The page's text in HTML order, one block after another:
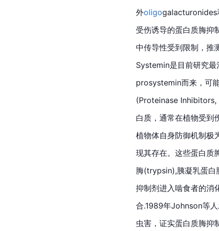
外oligogalacturonides
受伤诱导的蛋白质脢抑
中传导性受到限制，推
Systemin是目前研究
prosystemin而来，可
(Proteinase Inhibitors,
白质，通常在植物受到
植物体自身防御机制极
现其存在。这些蛋白质
脢(trypsin),胰凝乳蛋
抑制剂进入啮食者的消
合.1989年Johnson等
虫害，证实蛋白质脢抑